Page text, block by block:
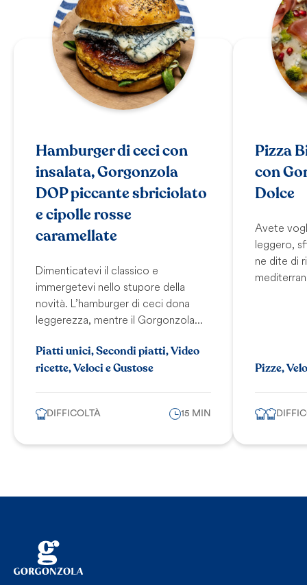
Hamburger di ceci con
insalata, Gorgonzola
DOP piccante sbriciolato
e cipolle rosse
caramellate
Dimenticatevi il classico e
immergetevi nello stupore della
novità. L’hamburger di ceci dona
leggerezza, mentre il Gorgonzola...
Piatti unici, Secondi piatti, Video
ricette, Veloci e Gustose
DIFFICOLTÀ 15 MIN
Pizza
con
Dolce
Avete
leggero,
ne dite di
Pizze,